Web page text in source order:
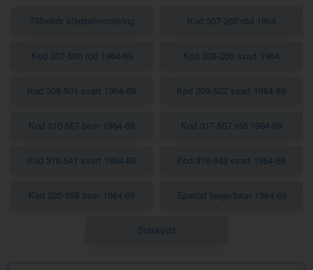
Tillbehör klädselmontering Kod 307-265 röd 1964
Kod 307-500 röd 1964-69 Kod 308-266 svart 1964
Kod 308-501 svart 1964-69 Kod 309-522 svart 1964-69
Kod 310-557 brun 1964-69 Kod 317-557 röd 1964-69
Kod 318-541 svart 1964-69 Kod 319-542 svart 1964-69
Kod 320-558 brun 1964-69 Special beige/brun 1964-69
Solskydd